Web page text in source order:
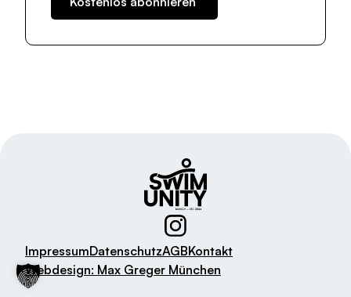
ImpressumDatenschutzAGBKontakt
Webdesign: Max Greger München